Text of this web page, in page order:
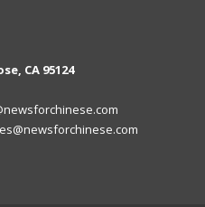
CA 95124